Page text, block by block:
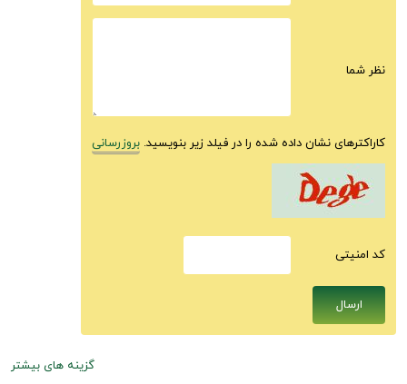
نظر شما
کاراکترهای نشان داده شده را در فیلد زیر بنویسید. بروزرسانی
كد امنيتى
گزینه های بیشتر